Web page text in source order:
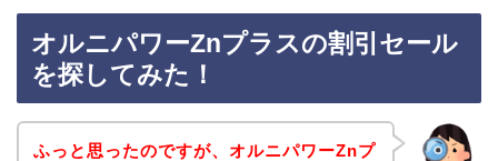
オルニパワーZnプラスの割引セール
を探してみた！
ふっと思ったのですが、オルニパワーZnプ